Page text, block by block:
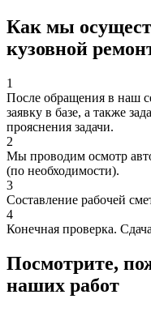
Как мы
кузовной
1
После обращения в наш
заявку в базе, а также
прояснения задачи.
2
Мы проводим осмотр
(по необходимости).
3
Составление рабочей
4
Конечная проверка.
Посмотрите,
наших работ